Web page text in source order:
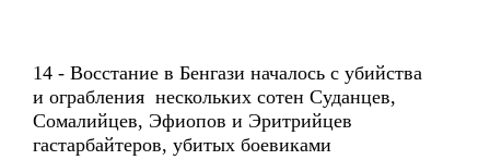
14 - Восстание в Бенгази началось с убийства
и ограбления нескольких сотен Суданцев,
Сомалийцев, Эфиопов и Эритрийцев
гастарбайтеров, убитых боевиками